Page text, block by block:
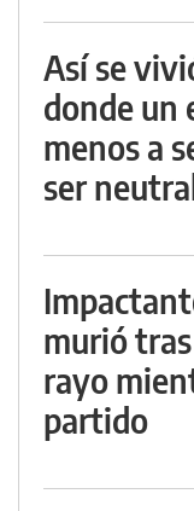
Así se
donde un
menos a
ser
murió
rayo
partido